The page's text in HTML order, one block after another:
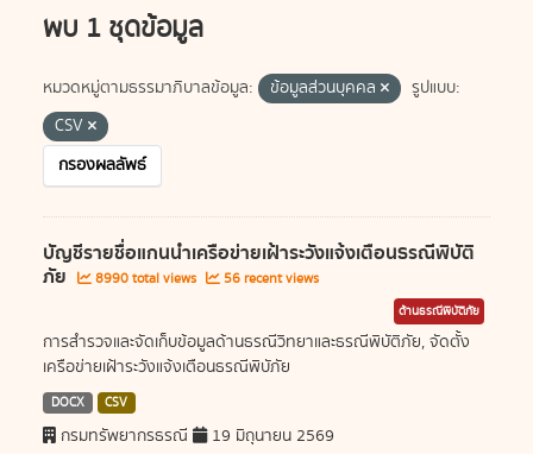
พบ 1 ชุดข้อมูล
หมวดหมู่ตามธรรมาภิบาลข้อมูล: ข้อมูลส่วนบุคคล
รูปแบบ:
CSV
กรองผลลัพธ์
บัญชีรายชื่อแกนนำเครือข่ายเฝ้าระวังแจ้งเตือนธรณีพิบัติ
ภัย 8990 total views 56 recent views
ด้านธรณีพิบัติภัย
การสำรวจและจัดเก็บข้อมูลด้านธรณีวิทยาและธรณีพิบัติภัย, จัดตั้ง
เครือข่ายเฝ้าระวังแจ้งเตือนธรณีพิบัภัย
DOCX CSV
กรมทรัพยากรธรณี 19 มิถุนายน 2569